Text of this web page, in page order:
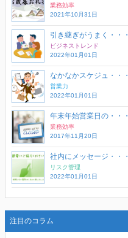
業務効率
2021年10月31日
引き継ぎがうまく・・・
ビジネストレンド
2022年01月01日
なかなかスケジュ・・・
営業力
2022年01月01日
年末年始営業日の・・・
業務効率
2017年11月20日
社内にメッセージ・・・
リスク管理
2022年01月01日
注目のコラム